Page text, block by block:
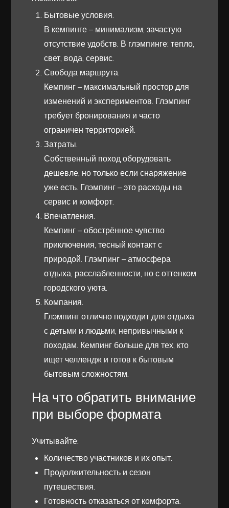
Бытовые условия.
В кемпинге – минимализм, зачастую
отсутствие удобств. В глэмпинге: тепло,
свет, вода, сервис.
Свобода маршрута.
Кемпинг – максимальный простор для
изменений и экспериментов. Глэмпинг
требует бронирования и часто
ограничен территорией.
Затраты.
Собственный поход оборудовать
дешевле, но только если снаряжение
уже есть. Глэмпинг – это расходы на
сервис и комфорт.
Впечатления.
Кемпинг – обострённое чувство
приключения, тесный контакт с
природой. Глэмпинг – атмосфера
отдыха, расслабленности, но с оттенком
городского уюта.
Компания.
Глэмпинг отлично подходит для отдыха
с детьми и людьми, непривычными к
походам. Кемпинг больше для тех, кто
ищет челлендж и готов к бытовым
бытовым сложностям.
На что обратить внимание
при выборе формата
Учитывайте:
Количество участников и их опыт.
Продолжительность и сезон
путешествия.
Готовность отказаться от комфорта.